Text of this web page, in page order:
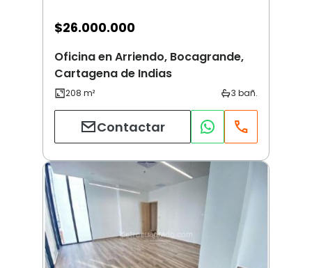
$26.000.000
Oficina en Arriendo, Bocagrande,
Cartagena de Indias
Contactar